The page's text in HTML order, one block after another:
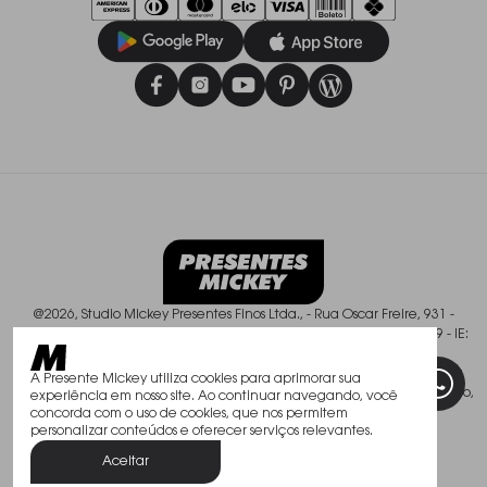
A Presente Mickey utiliza cookies para aprimorar sua
experiência em nosso site. Ao continuar navegando, você
concorda com o uso de cookies, que nos permitem
personalizar conteúdos e oferecer serviços relevantes.
Aceitar
@2026, Studio Mickey Presentes Finos Ltda., - Rua Oscar Freire, 931 -
Pinheiros - São Paulo/SP - CEP: 01426-003, CNPJ: 50.588.409/0001-49 - IE:
Todos os direitos reservados. As fotos aqui veiculadas, logotipo e marca
são de propriedade de www.mickey.com.br. É vedada a sua reprodução,
total ou parcial.